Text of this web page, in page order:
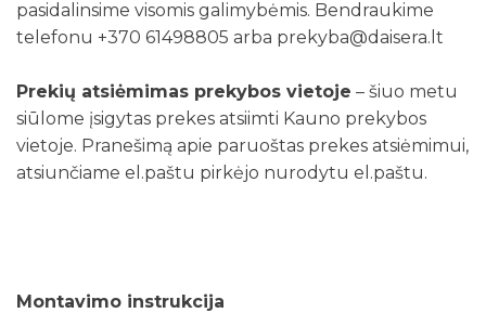
pasidalinsime visomis galimybėmis. Bendraukime
telefonu +370 61498805 arba prekyba@daisera.lt
Prekių atsiėmimas prekybos vietoje – šiuo metu
siūlome įsigytas prekes atsiimti Kauno prekybos
vietoje. Pranešimą apie paruoštas prekes atsiėmimui,
atsiunčiame el.paštu pirkėjo nurodytu el.paštu.
Montavimo instrukcija